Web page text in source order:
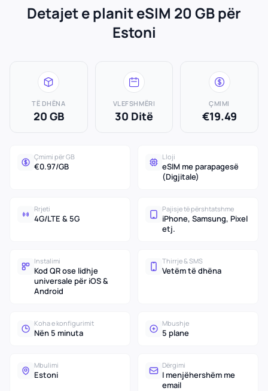
Detajet e planit eSIM 20 GB për
Estoni
TË DHËNA
20 GB
VLEFSHMËRI
30 Ditë
ÇMIMI
€19.49
Çmimi për GB
€0.97/GB
Lloji
eSIM me parapagesë
(Digjitale)
Rrjeti
4G/LTE & 5G
Pajisje të përshtatshme
iPhone, Samsung, Pixel
etj.
Instalimi
Kod QR ose lidhje
universale për iOS &
Android
Thirrje & SMS
Vetëm të dhëna
Koha e konfigurimit
Nën 5 minuta
Mbushje
5 plane
Mbulimi
Estoni
Dërgimi
I menjëhershëm me
email